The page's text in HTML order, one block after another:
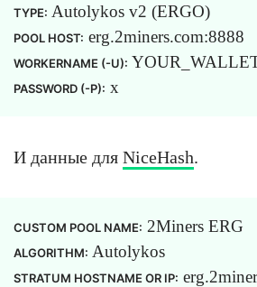
TYPE: Autolykos v2 (ERGO)
POOL HOST: erg.2miners.com:8888
WORKERNAME (-U):
PASSWORD (-P): x
И данные для NiceHash.
CUSTOM POOL NAME: 2Miners ERG
ALGORITHM: Autolykos
STRATUM HOSTNAME OR IP: